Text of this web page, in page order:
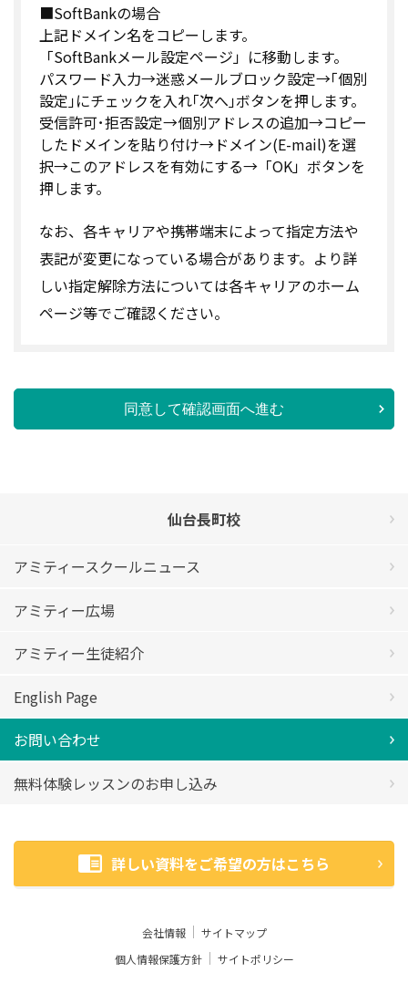
■SoftBankの場合
上記ドメイン名をコピーします。
「SoftBankメール設定ページ」に移動します。
パスワード入力→迷惑メールブロック設定→｢個別
設定｣にチェックを入れ｢次へ｣ボタンを押します。
受信許可･拒否設定→個別アドレスの追加→コピー
したドメインを貼り付け→ドメイン(E-mail)を選
択→このアドレスを有効にする→「OK」ボタンを
押します。
なお、各キャリアや携帯端末によって指定方法や
表記が変更になっている場合があります。より詳
しい指定解除方法については各キャリアのホーム
ページ等でご確認ください。
同意して確認画面へ進む
仙台長町校
アミティースクールニュース
アミティー広場
アミティー生徒紹介
English Page
お問い合わせ
無料体験レッスンのお申し込み
詳しい資料をご希望の方はこちら
会社情報
サイトマップ
個人情報保護方針
サイトポリシー